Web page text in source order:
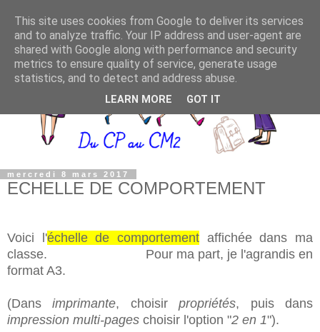
mercredi 8 mars 2017
ECHELLE DE COMPORTEMENT
Voici l'échelle de comportement affichée dans ma
classe. Pour ma part, je l'agrandis en
format A3.
(Dansimprimante, choisirpropriétés, puis dans
impression multi-pages choisir l'option "2 en 1").
This site uses cookies from Google to deliver its services
and to analyze traffic. Your IP address and user-agent are
shared with Google along with performance and security
metrics to ensure quality of service, generate usage
statistics, and to detect and address abuse.
LEARN MORE GOT IT